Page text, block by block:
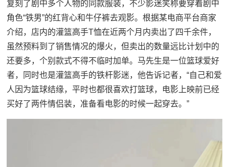
复刻了剧中多个人物的同款服装，不少影迷笑称要穿着剧中
角色“铁男”的红背心和牛仔裤去观影。根据某电商平台商家
介绍，店内的灌篮高手T恤在近两个月内卖出了四千余件，
虽然预料到了销售情况的爆火，但卖出的数量远比计划中的
还要多，个别款式不得不临时加单。马先生是一位篮球爱好
者，同时也是灌篮高手的铁杆影迷，他告诉记者，“自己和爱
人因为篮球结缘，平时也都很喜欢打篮球，电影上映前已经
买好了两件情侣装，准备看电影的时候一起穿去。”